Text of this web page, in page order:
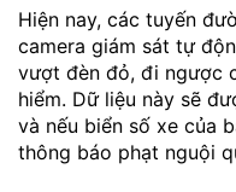
Hiện nay, các tuyến
camera giám sát tự
vượt đèn đỏ, đi ngược
hiểm. Dữ liệu này sẽ
và nếu biển số xe của
thông báo phạt nguội